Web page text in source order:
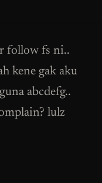
follow fs ni..
kene gak aku
abcdefg..
lulz